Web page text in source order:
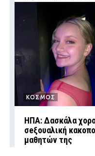
ΚΟΣΜΟΣ
ΗΠΑ: Δασκάλα
σeξουαλική
μαθητών της